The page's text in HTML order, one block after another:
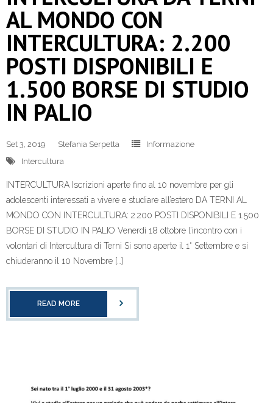
AL MONDO CON
INTERCULTURA: 2.200
POSTI DISPONIBILI E
1.500 BORSE DI STUDIO
IN PALIO
Set 3, 2019 Stefania Serpetta
Informazione
Intercultura
INTERCULTURA Iscrizioni aperte fino al 10 novembre per gli
adolescenti interessati a vivere e studiare all’estero DA TERNI AL
MONDO CON INTERCULTURA: 2.200 POSTI DISPONIBILI E 1.500
BORSE DI STUDIO IN PALIO Venerdì 18 ottobre l’incontro con i
volontari di Intercultura di Terni Si sono aperte il 1° Settembre e si
chiuderanno il 10 Novembre […]
READ MORE